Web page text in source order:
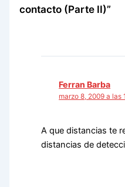
contacto (Parte II)”
Ferran Barba
marzo 8, 2009 a las
A que distancias te
distancias de